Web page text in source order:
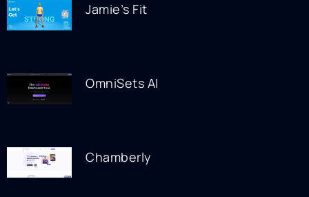
Jamie’s Fit
OmniSets AI
Chamberly